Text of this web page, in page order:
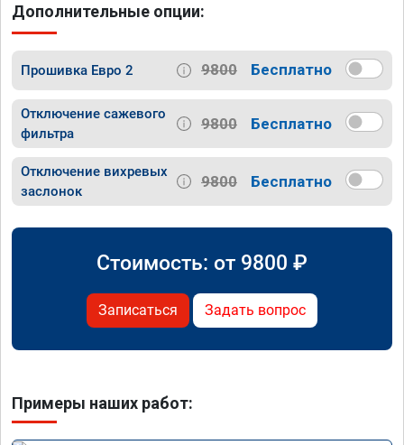
Дополнительные опции:
Прошивка Евро 2 9800 Бесплатно
Отключение сажевого
фильтра
9800 Бесплатно
Отключение вихревых
заслонок
9800 Бесплатно
Стоимость: от 9800 ₽
Записаться Задать вопрос
Примеры наших работ: